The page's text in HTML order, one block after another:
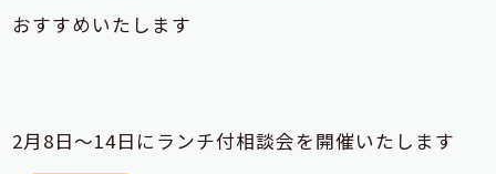
おすすめいたします
2月8日～14日にランチ付相談会を開催いたします